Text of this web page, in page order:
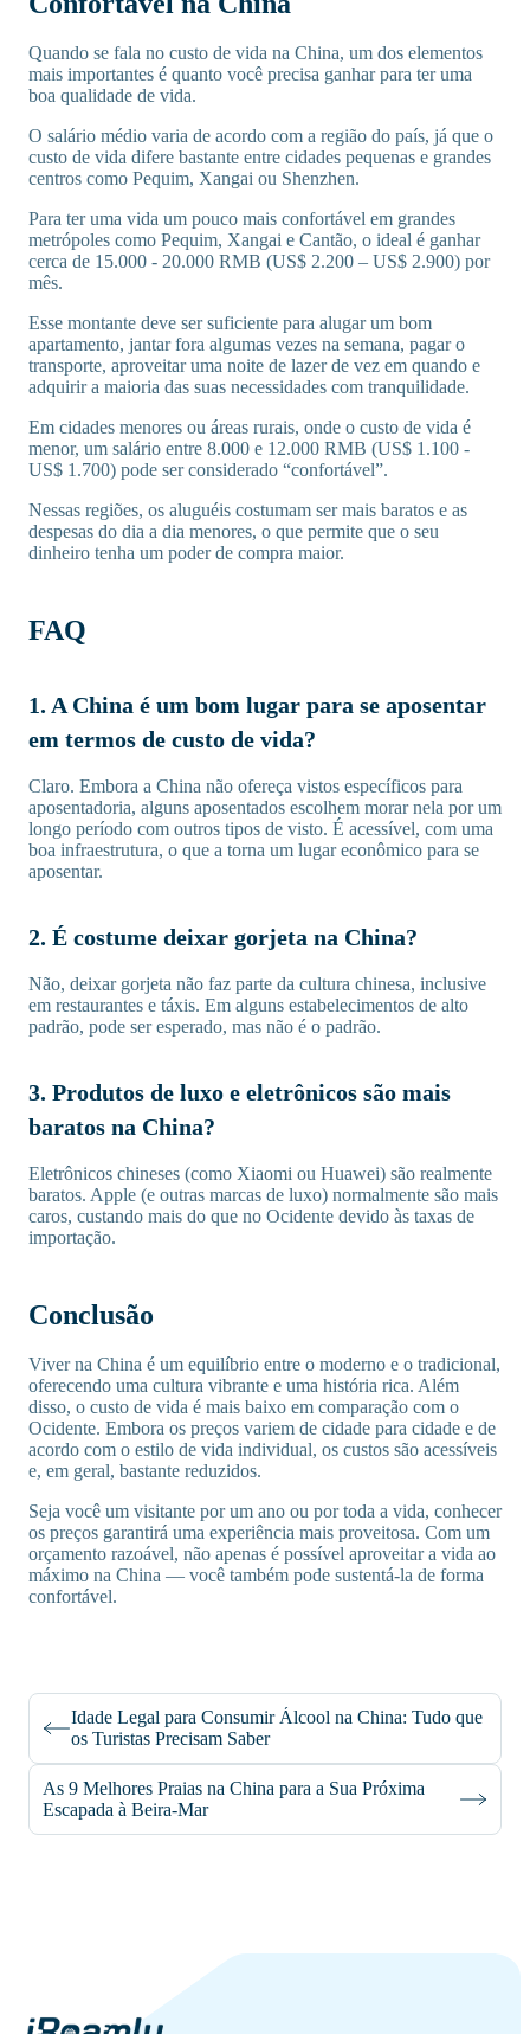
Quando se fala no custo de vida na China, um dos elementos
mais importantes é quanto você precisa ganhar para ter uma
boa qualidade de vida.
O salário médio varia de acordo com a região do país, já que o
custo de vida difere bastante entre cidades pequenas e grandes
centros como Pequim, Xangai ou Shenzhen.
Para ter uma vida um pouco mais confortável em grandes
metrópoles como Pequim, Xangai e Cantão, o ideal é ganhar
cerca de 15.000 - 20.000 RMB (US$ 2.200 – US$ 2.900) por
mês.
Esse montante deve ser suficiente para alugar um bom
apartamento, jantar fora algumas vezes na semana, pagar o
transporte, aproveitar uma noite de lazer de vez em quando e
adquirir a maioria das suas necessidades com tranquilidade.
Em cidades menores ou áreas rurais, onde o custo de vida é
menor, um salário entre 8.000 e 12.000 RMB (US$ 1.100 -
US$ 1.700) pode ser considerado “confortável”.
Nessas regiões, os aluguéis costumam ser mais baratos e as
despesas do dia a dia menores, o que permite que o seu
dinheiro tenha um poder de compra maior.
FAQ
1. A China é um bom lugar para se aposentar
em termos de custo de vida?
Claro. Embora a China não ofereça vistos específicos para
aposentadoria, alguns aposentados escolhem morar nela por um
longo período com outros tipos de visto. É acessível, com uma
boa infraestrutura, o que a torna um lugar econômico para se
aposentar.
2. É costume deixar gorjeta na China?
Não, deixar gorjeta não faz parte da cultura chinesa, inclusive
em restaurantes e táxis. Em alguns estabelecimentos de alto
padrão, pode ser esperado, mas não é o padrão.
3. Produtos de luxo e eletrônicos são mais
baratos na China?
Eletrônicos chineses (como Xiaomi ou Huawei) são realmente
baratos. Apple (e outras marcas de luxo) normalmente são mais
caros, custando mais do que no Ocidente devido às taxas de
importação.
Conclusão
Viver na China é um equilíbrio entre o moderno e o tradicional,
oferecendo uma cultura vibrante e uma história rica. Além
disso, o custo de vida é mais baixo em comparação com o
Ocidente. Embora os preços variem de cidade para cidade e de
acordo com o estilo de vida individual, os custos são acessíveis
e, em geral, bastante reduzidos.
Seja você um visitante por um ano ou por toda a vida, conhecer
os preços garantirá uma experiência mais proveitosa. Com um
orçamento razoável, não apenas é possível aproveitar a vida ao
máximo na China — você também pode sustentá-la de forma
confortável.
Idade Legal para Consumir Álcool na China: Tudo que
os Turistas Precisam Saber
As 9 Melhores Praias na China para a Sua Próxima
Escapada à Beira-Mar